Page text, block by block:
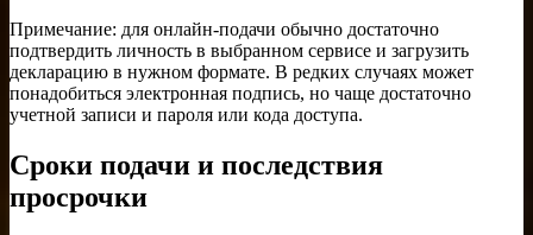
Примечание: для онлайн-подачи обычно достаточно
подтвердить личность в выбранном сервисе и загрузить
декларацию в нужном формате. В редких случаях может
понадобиться электронная подпись, но чаще достаточно
учетной записи и пароля или кода доступа.
Сроки подачи и последствия
просрочки